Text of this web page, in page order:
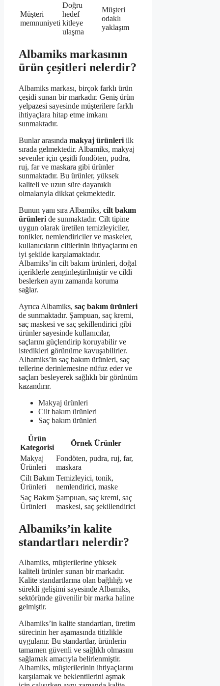
Müşteri
memnuniyeti
Doğru
hedef
kitleye
ulaşma
Müşteri
odaklı
yaklaşım
Albamiks markasının
ürün çeşitleri nelerdir?
Albamiks markası, birçok farklı ürün
çeşidi sunan bir markadır. Geniş ürün
yelpazesi sayesinde müşterilere farklı
ihtiyaçlara hitap etme imkanı
sunmaktadır.
Bunlar arasında makyaj ürünleri ilk
sırada gelmektedir. Albamiks, makyaj
sevenler için çeşitli fondöten, pudra,
ruj, far ve maskara gibi ürünler
sunmaktadır. Bu ürünler, yüksek
kaliteli ve uzun süre dayanıklı
olmalarıyla dikkat çekmektedir.
Bunun yanı sıra Albamiks, cilt bakım
ürünleri de sunmaktadır. Cilt tipine
uygun olarak üretilen temizleyiciler,
tonikler, nemlendiriciler ve maskeler,
kullanıcıların ciltlerinin ihtiyaçlarını en
iyi şekilde karşılamaktadır.
Albamiks’in cilt bakım ürünleri, doğal
içeriklerle zenginleştirilmiştir ve cildi
beslerken aynı zamanda koruma
sağlar.
Ayrıca Albamiks, saç bakım ürünleri
de sunmaktadır. Şampuan, saç kremi,
saç maskesi ve saç şekillendirici gibi
ürünler sayesinde kullanıcılar,
saçlarını güçlendirip koruyabilir ve
istedikleri görünüme kavuşabilirler.
Albamiks’in saç bakım ürünleri, saç
tellerine derinlemesine nüfuz eder ve
saçları besleyerek sağlıklı bir görünüm
kazandırır.
Makyaj ürünleri
Cilt bakım ürünleri
Saç bakım ürünleri
Ürün
Kategorisi
Örnek Ürünler
Makyaj
Ürünleri
Fondöten, pudra, ruj, far,
maskara
Cilt Bakım
Ürünleri
Temizleyici, tonik,
nemlendirici, maske
Saç Bakım
Ürünleri
Şampuan, saç kremi, saç
maskesi, saç şekillendirici
Albamiks’in kalite
standartları nelerdir?
Albamiks, müşterilerine yüksek
kaliteli ürünler sunan bir markadır.
Kalite standartlarına olan bağlılığı ve
sürekli gelişimi sayesinde Albamiks,
sektöründe güvenilir bir marka haline
gelmiştir.
Albamiks’in kalite standartları, üretim
sürecinin her aşamasında titizlikle
uygulanır. Bu standartlar, ürünlerin
tamamen güvenli ve sağlıklı olmasını
sağlamak amacıyla belirlenmiştir.
Albamiks, müşterilerinin ihtiyaçlarını
karşılamak ve beklentilerini aşmak